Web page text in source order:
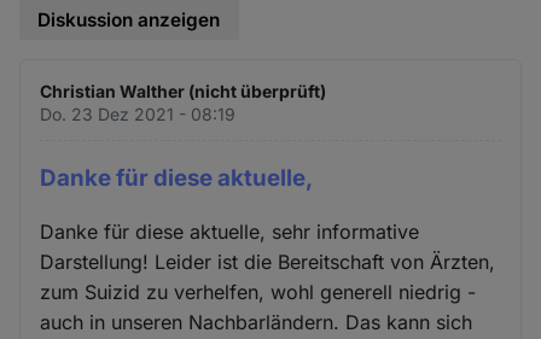
Diskussion anzeigen
Christian Walther (nicht überprüft)
Do. 23 Dez 2021 - 08:19
Danke für diese aktuelle,
Danke für diese aktuelle, sehr informative
Darstellung! Leider ist die Bereitschaft von Ärzten,
zum Suizid zu verhelfen, wohl generell niedrig -
auch in unseren Nachbarländern. Das kann sich